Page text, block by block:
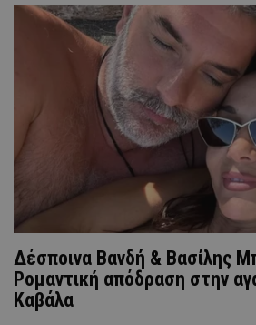
Δέσποινα Βανδή & Βασίλης
Ρομαντική απόδραση στην
Καβάλα